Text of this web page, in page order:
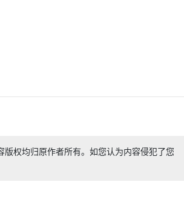
权均归原作者所有。如您认为内容侵犯了您